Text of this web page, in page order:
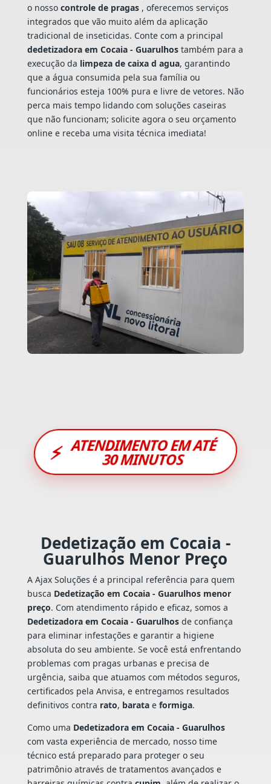
o nosso controle de pragas , oferecemos serviços
integrados que vão muito além da aplicação
tradicional de inseticidas. Conte com a principal
dedetizadora em Cocaia - Guarulhostambém para a
execução da limpeza de caixa d agua, garantindo
que a água consumida pela sua família ou
funcionários esteja 100% pura e livre de vetores. Não
perca mais tempo lidando com soluções caseiras
que não funcionam; solicite agora o seu orçamento
online e receba uma visita técnica imediata!
⚡ ATENDIMENTO EM ATÉ
30 MINUTOS
Dedetização em Cocaia -
Guarulhos Menor Preço
A Ajax Soluções é a principal referência para quem
busca Dedetização em Cocaia - Guarulhos menor
preço. Com atendimento rápido e eficaz, somos a
Dedetizadora em Cocaia - Guarulhosde confiança
para eliminar infestações e garantir a higiene
absoluta do seu ambiente. Se você está enfrentando
problemas com pragas urbanas e precisa de
urgência, saiba que atuamos com métodos seguros,
certificados pela Anvisa, e entregamos resultados
definitivos contra rato, baratae formiga.
Como uma Dedetizadora em Cocaia - Guarulhos
com vasta experiência de mercado, nosso time
técnico está preparado para proteger o seu
patrimônio através de tratamentos avançados e